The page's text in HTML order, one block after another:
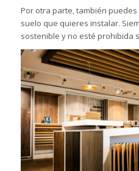
Por otra parte, también
suelo que quieres instalar.
sostenible y no esté prohibida